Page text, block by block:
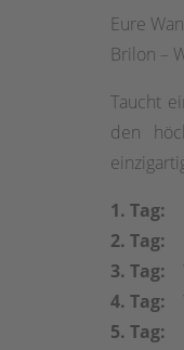
Eure
Brilon –
Taucht
den
1. Tag:
2. Tag:
3. Tag:
4. Tag:
5. Tag: